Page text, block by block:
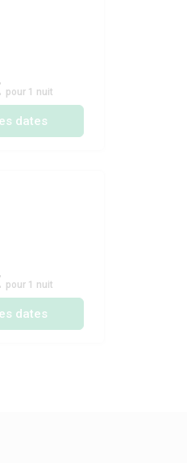
pour 1 nuit
dates
pour 1 nuit
dates